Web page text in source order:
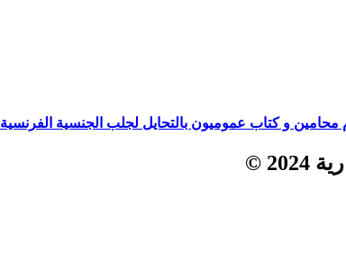
و كتاب عموميون بالتحايل لجلب الجنسية الفرنسية
©